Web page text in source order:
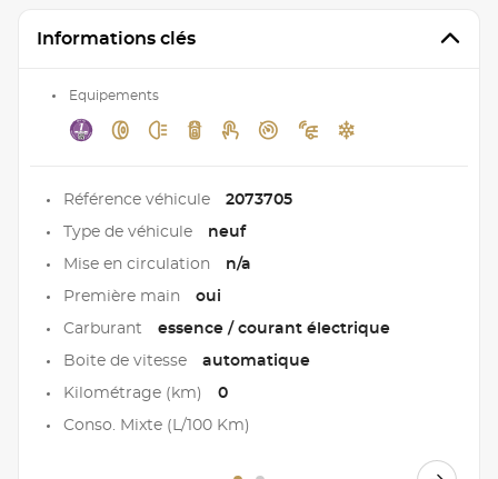
Informations clés
Equipements
Référence véhicule 2073705
Type de véhicule neuf
Mise en circulation n/a
Première main oui
Carburant essence / courant électrique
Boite de vitesse automatique
Kilométrage (km) 0
Conso. Mixte (L/100 Km)